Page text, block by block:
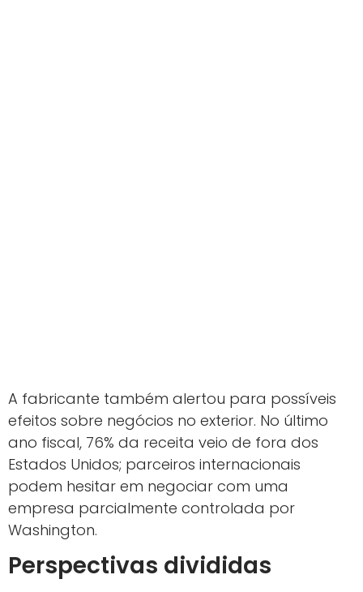
A fabricante também alertou para possíveis
efeitos sobre negócios no exterior. No último
ano fiscal, 76% da receita veio de fora dos
Estados Unidos; parceiros internacionais
podem hesitar em negociar com uma
empresa parcialmente controlada por
Washington.
Perspectivas divididas